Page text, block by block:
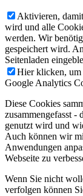
Aktivieren,
wird und alle
werden. Wir
gespeichert wird.
Seitenladen
Hier klicken, um
Google Analytics
Diese Cookies
zusammengefasst -
genutzt wird und
Auch können wir
Anwendungen
Webseite zu
Wenn Sie nicht
verfolgen können